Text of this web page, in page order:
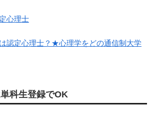
心理士
認定心理士？★心理学をどの通信制大学
科生登録でOK